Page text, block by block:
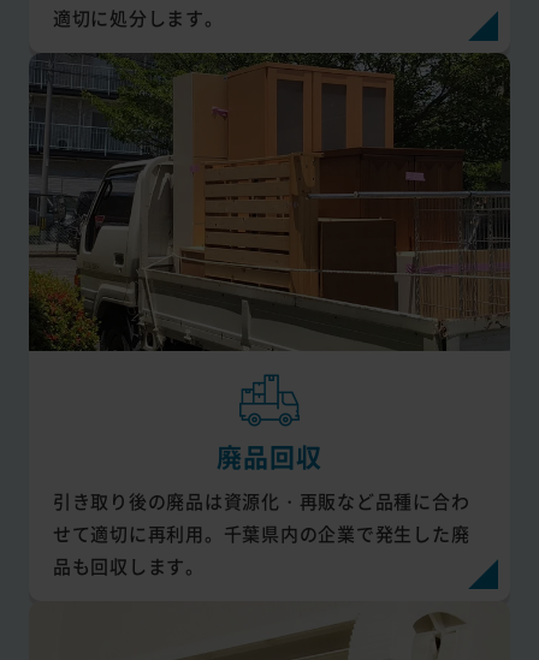
適切に処分します。
廃品回収
引き取り後の廃品は資源化・再販など品種に合わ
せて適切に再利用。千葉県内の企業で発生した廃
品も回収します。